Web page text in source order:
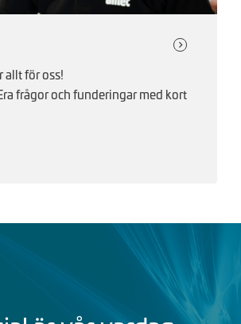
allt för oss!
frågor och funderingar med kort